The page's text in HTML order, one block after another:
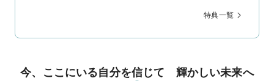
特典一覧
今、ここにいる自分を信じて 輝かしい未来へ